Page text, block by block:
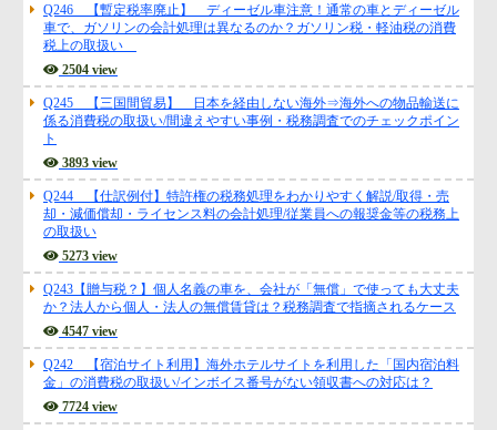
Q246 【暫定税率廃止】 ディーゼル車注意！通常の車とディーゼル
車で、ガソリンの会計処理は異なるのか？ガソリン税・軽油税の消費
税上の取扱い
2504 view
Q245 【三国間貿易】 日本を経由しない海外⇒海外への物品輸送に
係る消費税の取扱い/間違えやすい事例・税務調査でのチェックポイン
ト
3893 view
Q244 【仕訳例付】特許権の税務処理をわかりやすく解説/取得・売
却・減価償却・ライセンス料の会計処理/従業員への報奨金等の税務上
の取扱い
5273 view
Q243【贈与税？】個人名義の車を、会社が「無償」で使っても大丈夫
か？法人から個人・法人の無償賃貸は？税務調査で指摘されるケース
4547 view
Q242 【宿泊サイト利用】海外ホテルサイトを利用した「国内宿泊料
金」の消費税の取扱い/インボイス番号がない領収書への対応は？
7724 view